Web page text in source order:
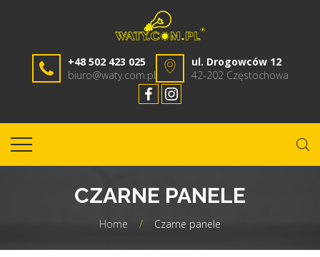
+48 502 423 025
biuro@waty.com.pl
ul. Drogowców 12
42-202 Częstochowa
CZARNE PANELE
Home / Czarne panele